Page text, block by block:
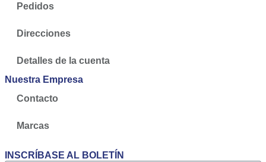
Pedidos
Direcciones
Detalles de la cuenta
Nuestra Empresa
Contacto
Marcas
INSCRÍBASE AL BOLETÍN